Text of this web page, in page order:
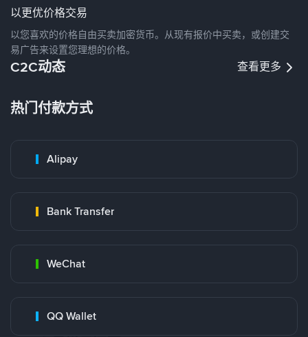
以更优价格交易
以您喜欢的价格自由买卖加密货币。从现有报价中买卖，或创建交
易广告来设置您理想的价格。
C2C动态 查看更多
热门付款方式
Alipay
Bank Transfer
WeChat
QQ Wallet